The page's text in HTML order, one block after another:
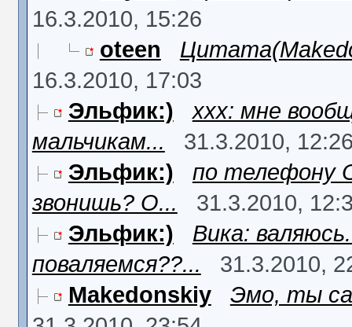
16.3.2010, 15:26
oteen
16.3.2010, 17:03
Эльфик:)
xxx: мне
мальчикам...
31.3.2010,
Эльфик:)
по телефону
звонишь? О...
31.3.2010,
Эльфик:)
Вика:
поваляемся??...
31.3.2010,
Makedonskiy
Эмо, ты